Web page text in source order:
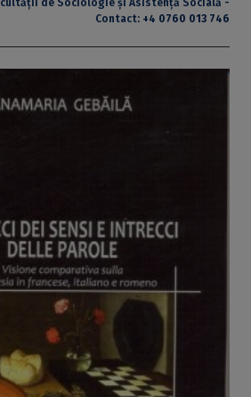
de Sociologie și Asistență Socială -
Contact: +4 0760 013 746